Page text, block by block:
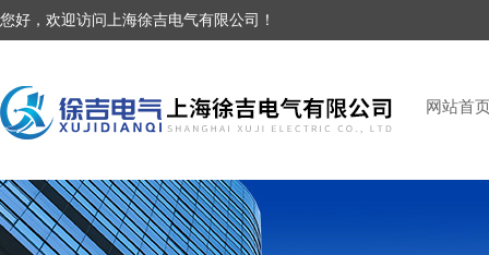
您好，欢迎访问上海徐吉电气有限公司！
网站首